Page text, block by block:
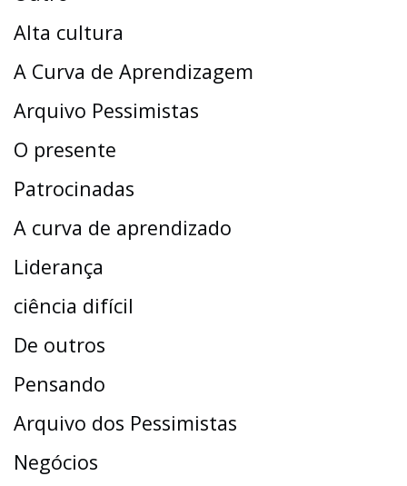
Alta cultura
A Curva de Aprendizagem
Arquivo Pessimistas
O presente
Patrocinadas
A curva de aprendizado
Liderança
ciência difícil
De outros
Pensando
Arquivo dos Pessimistas
Negócios